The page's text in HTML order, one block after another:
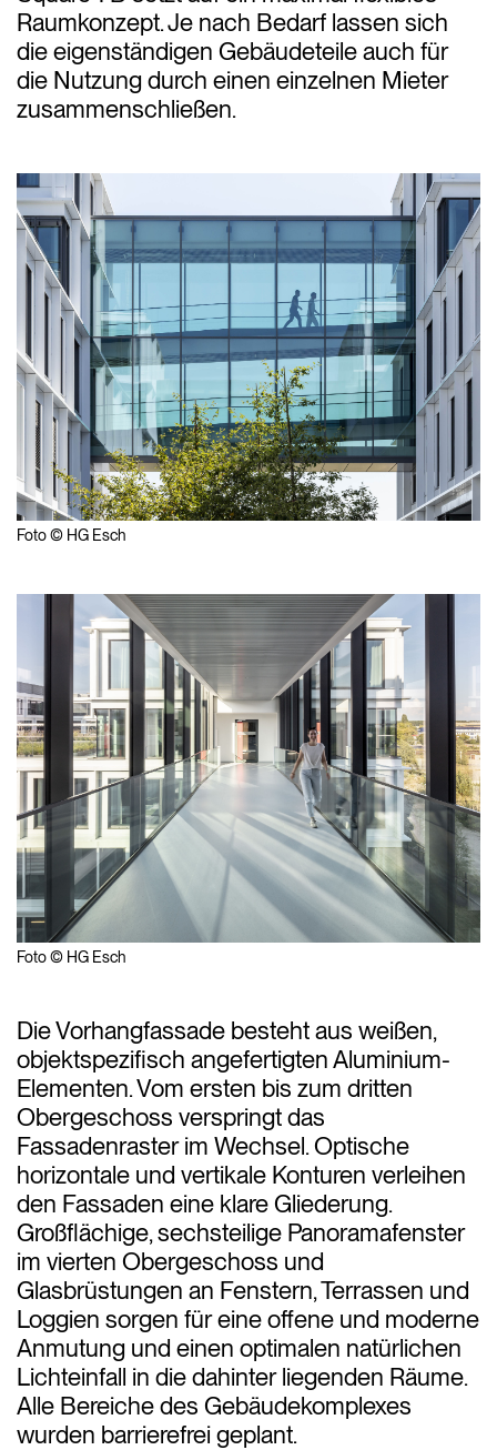
Raumkonzept. Je nach Bedarf lassen sich
die eigenständigen Gebäudeteile auch für
die Nutzung durch einen einzelnen Mieter
zusammenschließen.
Foto © HG Esch
Foto © HG Esch
Die Vorhangfassade besteht aus weißen,
objektspezifisch angefertigten Aluminium-
Elementen. Vom ersten bis zum dritten
Obergeschoss verspringt das
Fassadenraster im Wechsel. Optische
horizontale und vertikale Konturen verleihen
den Fassaden eine klare Gliederung.
Großflächige, sechsteilige Panoramafenster
im vierten Obergeschoss und
Glasbrüstungen an Fenstern, Terrassen und
Loggien sorgen für eine offene und moderne
Anmutung und einen optimalen natürlichen
Lichteinfall in die dahinter liegenden Räume.
Alle Bereiche des Gebäudekomplexes
wurden barrierefrei geplant.